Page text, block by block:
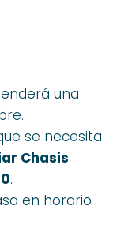
una
se necesita
Chasis
.
en horario